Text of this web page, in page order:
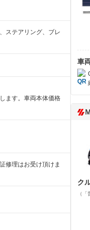
ステアリング、ブレ
ます。車両本体価格
修理はお受け頂けま
車
ク
（